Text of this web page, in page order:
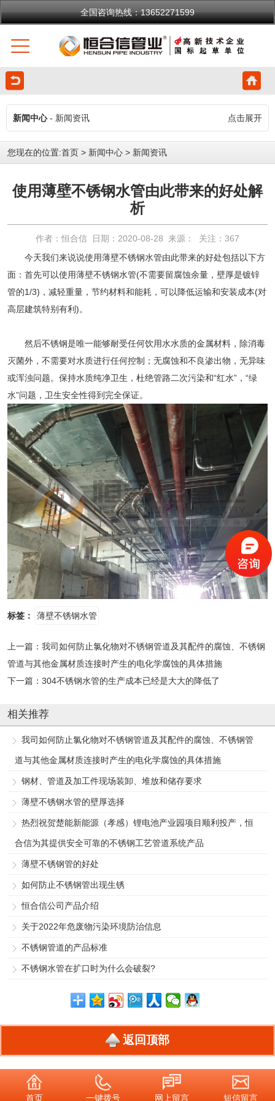
全国咨询热线：13652271599
新闻中心- 新闻资讯 点击展开
您现在的位置:首页 > 新闻中心 > 新闻资讯
使用薄壁不锈钢水管由此带来的好处解
析
作者：恒合信 日期：2020-08-28 来源： 关注： 367
今天我们来说说使用薄壁不锈钢水管由此带来的好处包括以下方
面：首先可以使用薄壁不锈钢水管(不需要留腐蚀余量，壁厚是镀锌
管的1/3)，减轻重量，节约材料和能耗，可以降低运输和安装成本(对
高层建筑特别有利)。
然后不锈钢是唯一能够耐受任何饮用水水质的金属材料，除消毒
灭菌外，不需要对水质进行任何控制；无腐蚀和不良渗出物，无异味
或浑浊问题。保持水质纯净卫生，杜绝管路二次污染和“红水”，“绿
水”问题，卫生安全性得到完全保证。
标签： 薄壁不锈钢水管
上一篇： 我司如何防止氯化物对不锈钢管道及其配件的腐蚀、不锈钢
管道与其他金属材质连接时产生的电化学腐蚀的具体措施
下一篇： 304不锈钢水管的生产成本已经是大大的降低了
相关推荐
我司如何防止氯化物对不锈钢管道及其配件的腐蚀、不锈钢管
道与其他金属材质连接时产生的电化学腐蚀的具体措施
钢材、管道及加工件现场装卸、堆放和储存要求
薄壁不锈钢水管的壁厚选择
热烈祝贺楚能新能源（孝感）锂电池产业园项目顺利投产，恒
合信为其提供安全可靠的不锈钢工艺管道系统产品
薄壁不锈钢管的好处
如何防止不锈钢管出现生锈
恒合信公司产品介绍
关于2022年危废物污染环境防治信息
不锈钢管道的产品标准
不锈钢水管在扩口时为什么会破裂?
首页 一键拨号 网上留言 短信留言
返回顶部